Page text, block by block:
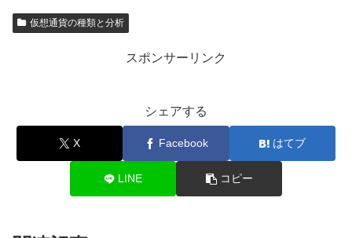
仮想通貨の種類と分析
スポンサーリンク
シェアする
X Facebook はてブ
LINE コピー